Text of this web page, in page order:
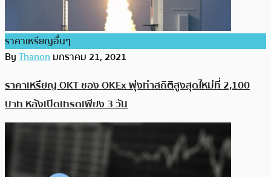
ราคาเหรียญอื่นๆ
ByThanonมกราคม 21, 2021
ราคาเหรียญ OKT ของ OKEx พุ่งทำสถิติสูงสุดใหม่ที่ 2,100
บาท หลังเปิดเทรดเพียง 3 วัน